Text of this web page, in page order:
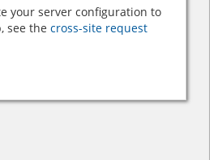
your server configuration to
see the cross-site request